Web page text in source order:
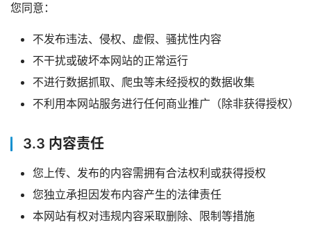
讯
资
习
登录 注册
您同意：
不发布违法、侵权、虚假、骚扰性内容
不干扰或破坏本网站的正常运行
不进行数据抓取、爬虫等未经授权的数据收集
不利用本网站服务进行任何商业推广（除非获得授权）
3.3 内容责任
您上传、发布的内容需拥有合法权利或获得授权
您独立承担因发布内容产生的法律责任
本网站有权对违规内容采取删除、限制等措施